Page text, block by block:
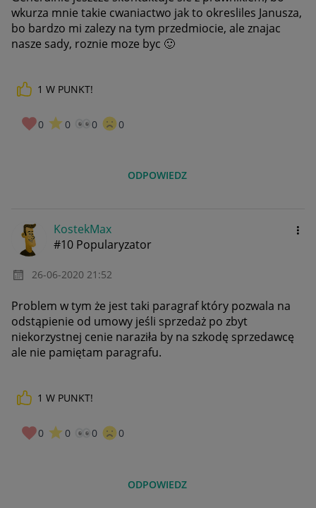
wkurza mnie takie cwaniactwo jak to okresliles Janusza,
bo bardzo mi zalezy na tym przedmiocie, ale znajac
nasze sady, roznie moze byc 🙂
1 W PUNKT!
0 0 0 0
ODPOWIEDZ
KostekMax
#10 Popularyzator
‎26-06-2020 21:52
Problem w tym że jest taki paragraf który pozwala na
odstąpienie od umowy jeśli sprzedaż po zbyt
niekorzystnej cenie naraziła by na szkodę sprzedawcę
ale nie pamiętam paragrafu.
1 W PUNKT!
0 0 0 0
ODPOWIEDZ